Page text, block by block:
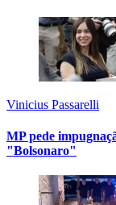
Vinicius Passarelli
MP pede
"Bolsonaro"